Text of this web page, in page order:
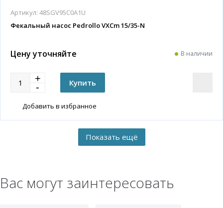
Артикул: 48SGV95C0A1U
Фекальный насос Pedrollo VXCm 15/35-N
Цену уточняйте В наличии
Добавить в избранное
Вас могут заинтересовать